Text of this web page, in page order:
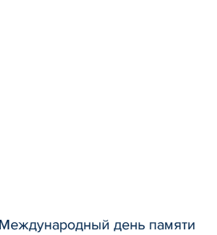
день памяти